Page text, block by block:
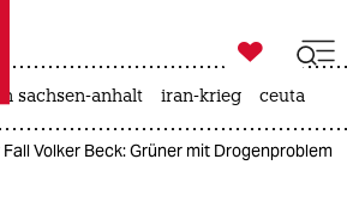
taz zahl ich
zahl ich

taz zahl ich
sachsen-anhalt iran-krieg ceuta
Fall Volker Beck: Grüner mit Drogenproblem